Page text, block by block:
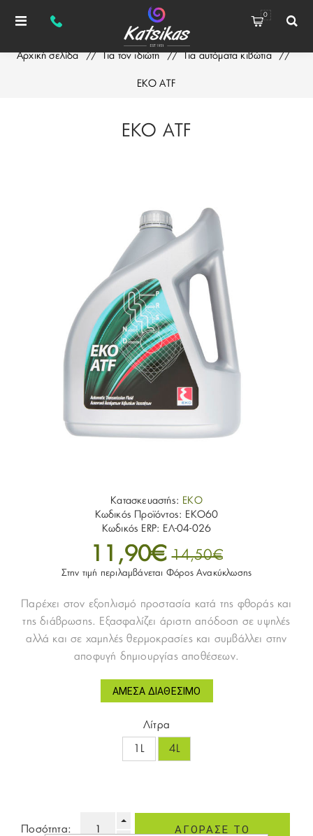
0
Αρχική σελίδα / Για τον ιδιώτη / Για αυτόματα κιβώτια /
ΕΚΟ ATF
ΕΚΟ ATF
Κατασκευαστής: EKO
Κωδικός Προϊόντος: EKO60
Κωδικός ERP: ΕΛ-04-026
11,90€ 14,50€
Στην τιμή περιλαμβάνεται Φόρος Ανακύκλωσης
Παρέχει στον εξοπλισμό προστασία κατά της φθοράς και
της διάβρωσης. Εξασφαλίζει άριστη απόδοση σε υψηλές
αλλά και σε χαμηλές θερμοκρασίες και συμβάλλει στην
αποφυγή δημιουργίας αποθέσεων.
Λίτρα
1L 4L
ΆΜΕΣΑ ΔΙΑΘΈΣΙΜΟ
Ποσότητα: